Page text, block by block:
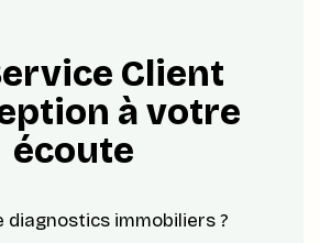
Client
à votre
écoute
diagnostics immobiliers ?